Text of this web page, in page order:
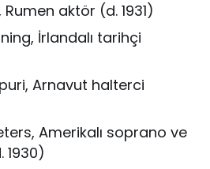
Rumen aktör (d. 1931)
İrlandalı tarihçi
Arnavut halterci
Amerikalı soprano ve
1930)